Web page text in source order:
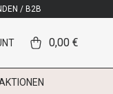
/ B2B
0,00 €